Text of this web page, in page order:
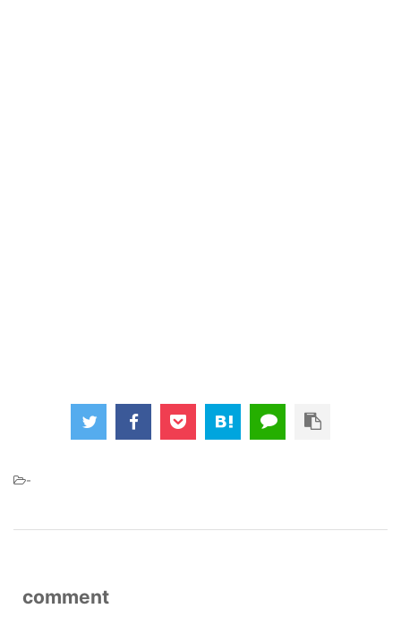
-
comment